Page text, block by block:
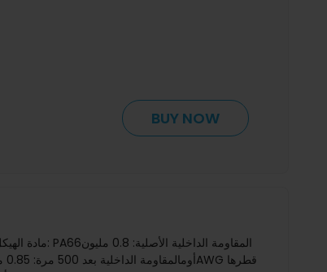
BUY NOW